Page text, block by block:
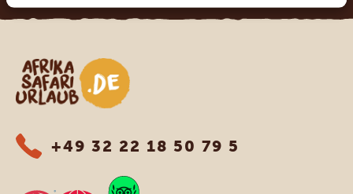
Afrika Safari Urlaub
+49 32 22 18 50 79 5